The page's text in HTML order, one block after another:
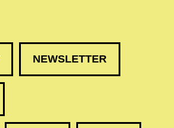
NEWSLETTER